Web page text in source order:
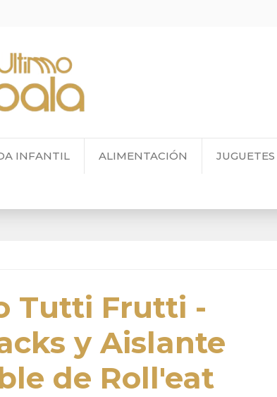
INFANTIL ALIMENTACIÓN JUGUETES
Tutti Frutti -
y Aislante
de Roll'eat